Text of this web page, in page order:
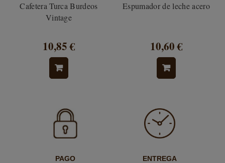
Cafetera Turca Burdeos
Vintage
10,85 €
Espumador de leche acero
10,60 €
PAGO
ENTREGA